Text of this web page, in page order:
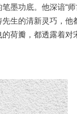
墨功底。他深谙“师
生的清新灵巧，他
荷瓣，都透露着对